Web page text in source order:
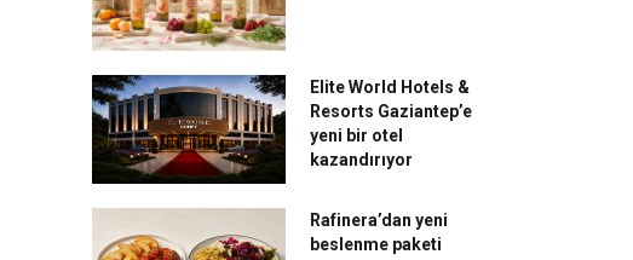
Elite World Hotels &
Resorts Gaziantep’e
yeni bir otel
kazandırıyor
Rafinera’dan yeni
beslenme paketi